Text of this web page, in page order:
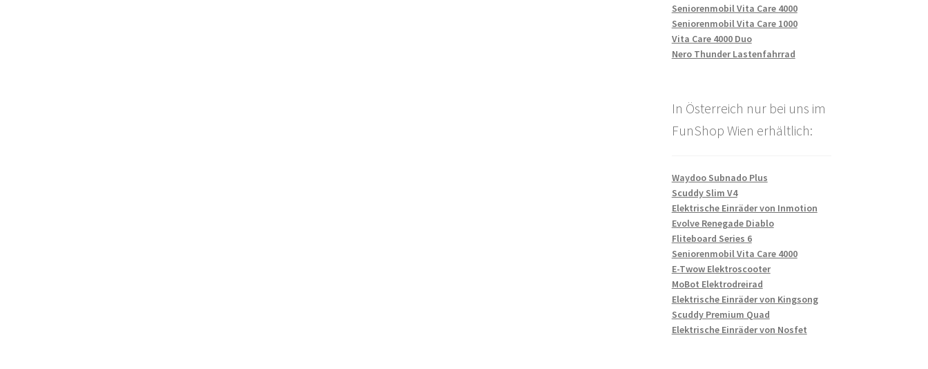
Seniorenmobil Vita Care 4000
Seniorenmobil Vita Care 1000
Vita Care 4000 Duo
Nero Thunder Lastenfahrrad
In Österreich nur bei uns im
FunShop Wien erhältlich:
Waydoo Subnado Plus
Scuddy Slim V4
Elektrische Einräder von Inmotion
Evolve Renegade Diablo
Fliteboard Series 6
Seniorenmobil Vita Care 4000
E-Twow Elektroscooter
MoBot Elektrodreirad
Elektrische Einräder von Kingsong
Scuddy Premium Quad
Elektrische Einräder von Nosfet